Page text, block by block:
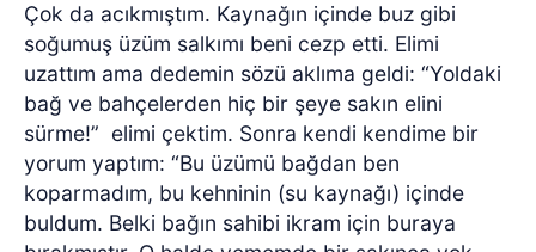
Çok da acıkmıştım. Kaynağın içinde buz gibi
soğumuş üzüm salkımı beni cezp etti. Elimi
uzattım ama dedemin sözü aklıma geldi: “Yoldaki
bağ ve bahçelerden hiç bir şeye sakın elini
sürme!” elimi çektim. Sonra kendi kendime bir
yorum yaptım: “Bu üzümü bağdan ben
koparmadım, bu kehninin (su kaynağı) içinde
buldum. Belki bağın sahibi ikram için buraya